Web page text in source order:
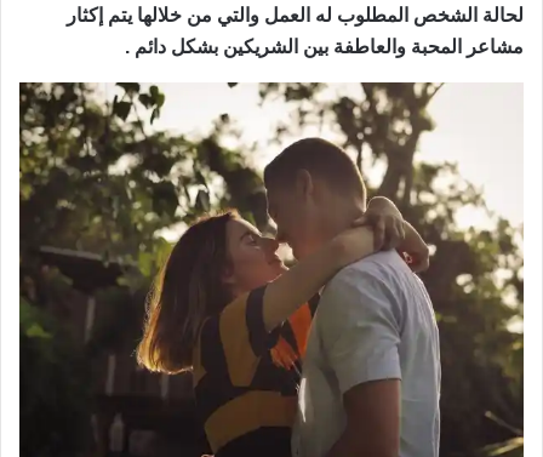
لحالة الشخص المطلوب له العمل والتي من خلالها يتم إكثار
مشاعر المحبة والعاطفة بين الشريكين بشكل دائم .